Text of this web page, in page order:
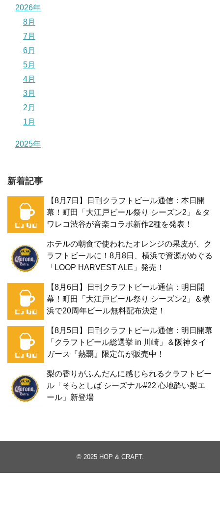
2026年
8月
7月
6月
5月
4月
3月
2月
1月
2025年
新着記事
【8月7日】日刊クラフトビール通信：本日開
幕！町田「大江戸ビール祭り シーズン2」＆タ
ワレコ渋谷が音楽コラボ新作2種を発表！
ホテルの朝食で使われたオレンジの果皮が、ク
ラフトビールに！8月8日、横浜で資源がめぐる
「LOOP HARVEST ALE」発売！
【8月6日】日刊クラフトビール通信：明日開
幕！町田「大江戸ビール祭り シーズン2」＆横
浜で20周年ビール無料配布決定！
【8月5日】日刊クラフトビール通信：明日開幕
「クラフトビール総選挙 in 川崎」＆阪神タイ
ガース『熱覇』限定缶が販売中！
梨の香りがふんだんに感じられるクラフトビー
ル「そらとしば シーズナル#22 心地酔い梨エ
ール」新登場
© 2025 HOP & CRAFT.